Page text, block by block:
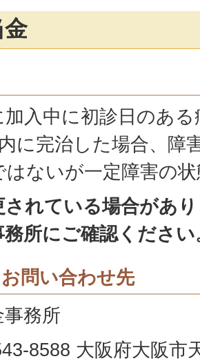
金
加入中に初診日のあ
に完治した場合、障
はないが一定障害の
されている場合があ
務所にご確認ください
問い合わせ先
務所
8588 大阪府大阪市